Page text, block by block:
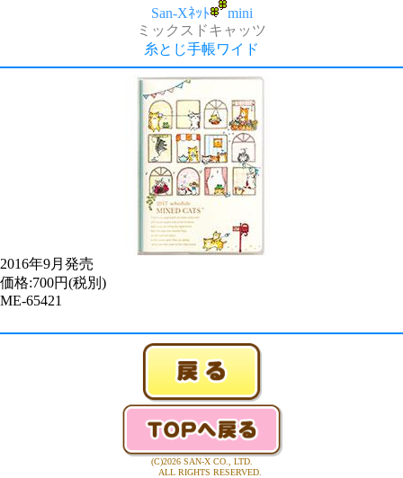
San-Xﾈｯﾄ
mini
ミックスドキャッツ
糸とじ手帳ワイド
2016年9月発売
価格:700円(税別)
ME-65421
(C)2026 SAN-X CO., LTD.
ALL RIGHTS RESERVED.